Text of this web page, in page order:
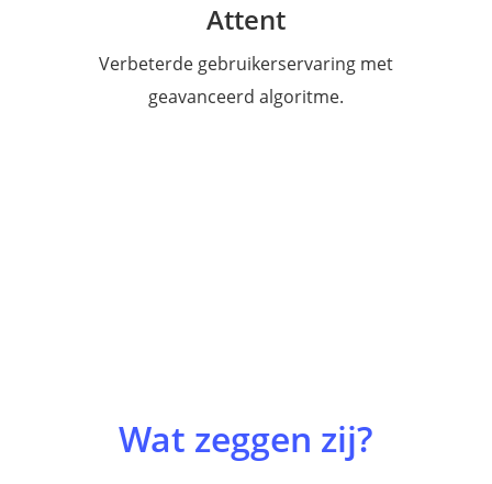
Attent
Verbeterde gebruikerservaring met
geavanceerd algoritme.
Wat zeggen zij?